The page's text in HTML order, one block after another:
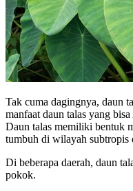
Tak cuma dagingnya, daun
manfaat daun talas yang
Daun talas memiliki bentuk
tumbuh di wilayah subtropis
Di beberapa daerah, daun
pokok.